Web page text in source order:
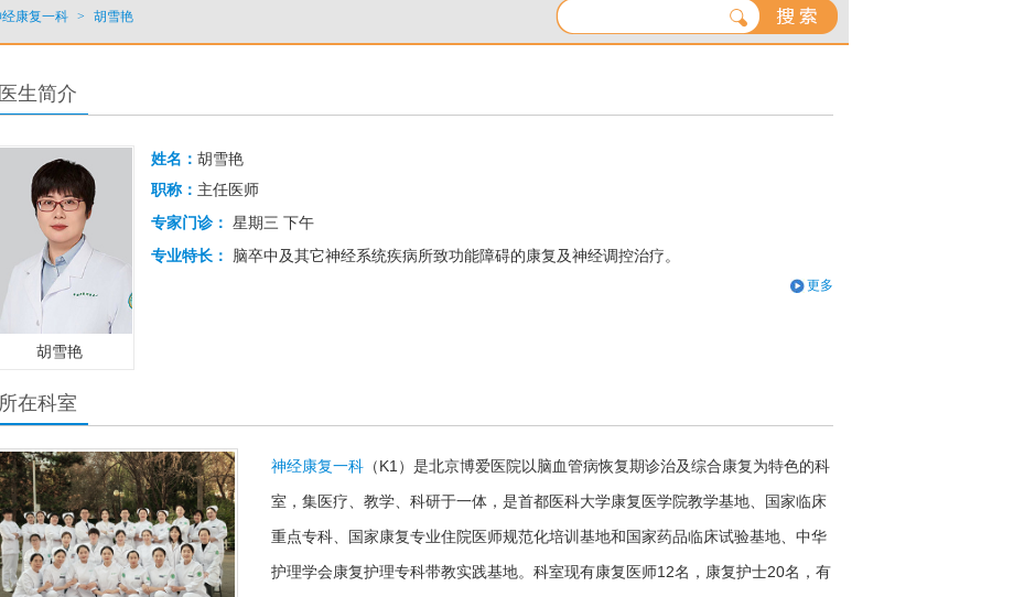
康复一科 > 胡雪艳
医生简介
胡雪艳
姓名： 胡雪艳
职称： 主任医师
专家门诊： 星期三 下午
专业特长：
脑卒中及其它神经系统疾病所致功能障碍的康复及神经调控治疗。
更多
所在科室
神经康复一科（K1）是北京博爱医院以脑血管病恢复期诊治及综合康复为特色的科
室，集医疗、教学、科研于一体，是首都医科大学康复医学院教学基地、国家临床
重点专科、国家康复专业住院医师规范化培训基地和国家药品临床试验基地、中华
护理学会康复护理专科带教实践基地。科室现有康复医师12名，康复护士20名，有